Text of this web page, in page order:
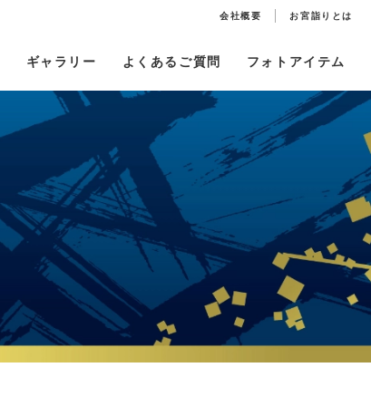
会社概要 お宮詣りとは
ギャラリー よくあるご質問 フォトアイテム